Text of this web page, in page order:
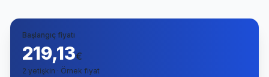
Başlangıç fiyatı
219,13€
2 yetişkin · Örnek fiyat